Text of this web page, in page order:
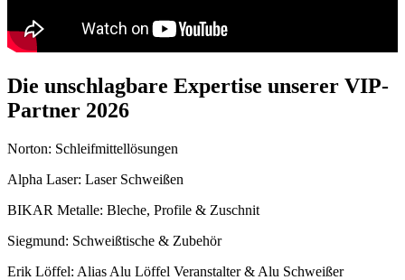
Die unschlagbare Expertise unserer VIP-
Partner 2026
Norton: Schleifmittellösungen
Alpha Laser: Laser Schweißen
BIKAR Metalle: Bleche, Profile & Zuschnit
Siegmund: Schweißtische & Zubehör
Erik Löffel: Alias Alu Löffel Veranstalter & Alu Schweißer